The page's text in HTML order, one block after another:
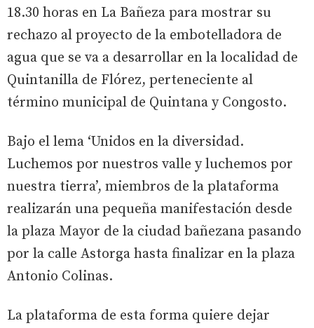
18.30 horas en La Bañeza para mostrar su
rechazo al proyecto de la embotelladora de
agua que se va a desarrollar en la localidad de
Quintanilla de Flórez, perteneciente al
término municipal de Quintana y Congosto.
Bajo el lema ‘Unidos en la diversidad.
Luchemos por nuestros valle y luchemos por
nuestra tierra’, miembros de la plataforma
realizarán una pequeña manifestación desde
la plaza Mayor de la ciudad bañezana pasando
por la calle Astorga hasta finalizar en la plaza
Antonio Colinas.
La plataforma de esta forma quiere dejar